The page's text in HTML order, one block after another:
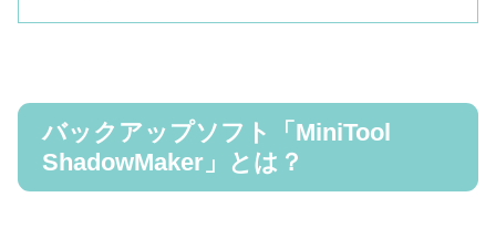
バックアップソフト「MiniTool
ShadowMaker」とは？